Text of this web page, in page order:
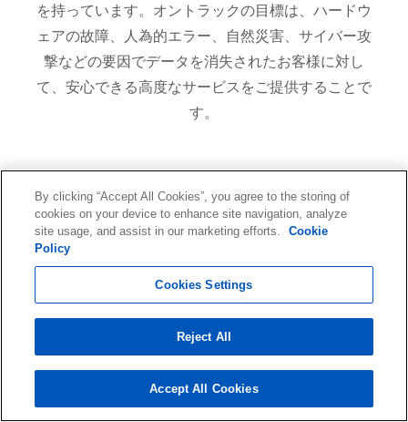
を持っています。オントラックの目標は、ハードウ
ェアの故障、人為的エラー、自然災害、サイバー攻
撃などの要因でデータを消失されたお客様に対し
て、安心できる高度なサービスをご提供することで
す。
40
年
創業39年の歴史
100
万件以上
By clicking “Accept All Cookies”, you agree to the storing of
cookies on your device to enhance site navigation, analyze
site usage, and assist in our marketing efforts.
Cookie
Policy
Cookies Settings
Reject All
Accept All Cookies